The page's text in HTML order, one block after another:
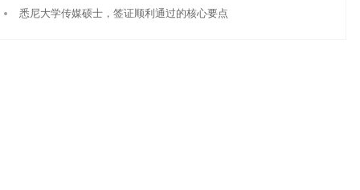
悉尼大学传媒硕士，签证顺利通过的核心要点